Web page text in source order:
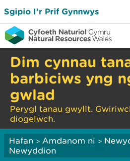
Sgipio I’r Prif Gynnwys
Dim cynnau
barbiciws yng
gwlad
Perygl tanau gwyllt.
diogelwch.
Hafan > Amdanom ni >
Newyddion